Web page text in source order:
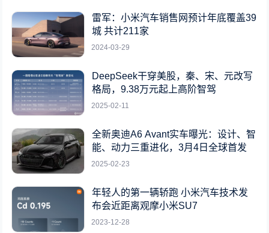
雷军：小米汽车销售网预计年底覆盖39
城 共计211家
2024-03-29
DeepSeek干穿美股，秦、宋、元改写
格局，9.38万元起上高阶智驾
2025-02-11
全新奥迪A6 Avant实车曝光：设计、智
能、动力三重进化，3月4日全球首发
2025-02-23
年轻人的第一辆轿跑 小米汽车技术发
布会近距离观摩小米SU7
2023-12-28